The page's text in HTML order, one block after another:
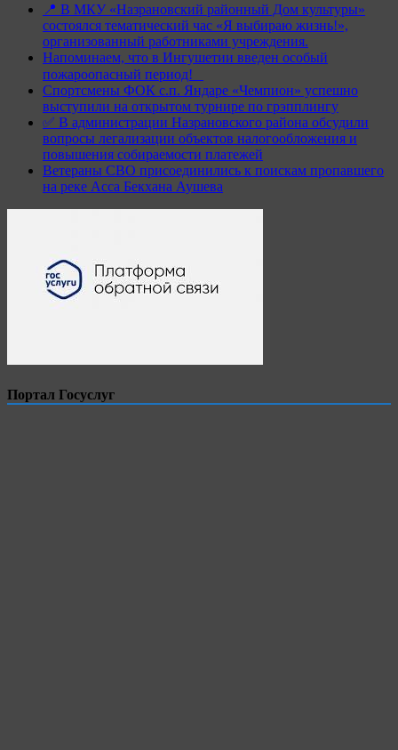
📍 В МКУ «Назрановский районный Дом культуры»
состоялся тематический час «Я выбираю жизнь!»,
организованный работниками учреждения.
Напоминаем, что в Ингушетии введен особый
пожароопасный период!⁣⁣⠀
Спортсмены ФОК с.п. Яндаре «Чемпион» успешно
выступили на открытом турнире по грэпплингу
✅ В администрации Назрановского района обсудили
вопросы легализации объектов налогообложения и
повышения собираемости платежей
Ветераны СВО присоединились к поискам пропавшего
на реке Асса Бекхана Аушева
Портал Госуслуг